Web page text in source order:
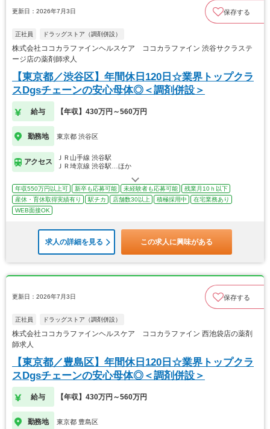
更新日：2026年7月3日 保存する
正社員 ドラッグストア（調剤併設）
株式会社ココカラファインヘルスケア ココカラファイン 渋谷サクラステ
ージ店の薬剤師求人
【東京都／渋谷区】年間休日120日☆業界トップクラ
スDgsチェーンの安心母体◎＜調剤併設＞
給与 【年収】430万円～560万円
勤務地 東京都 渋谷区
アクセス
ＪＲ山手線 渋谷駅
ＪＲ埼京線 渋谷駅…ほか
年収550万円以上可 新卒も応募可能 未経験者も応募可能
残業月10ｈ以下
産休・育休取得実績有り
駅チカ 店舗数30以上 積極採用中
在宅業務あり
WEB面接OK
求人の詳細を見る この求人に興味がある
更新日：2026年7月3日 保存する
正社員 ドラッグストア（調剤併設）
株式会社ココカラファインヘルスケア ココカラファイン 西池袋店の薬剤
師求人
【東京都／豊島区】年間休日120日☆業界トップクラ
スDgsチェーンの安心母体◎＜調剤併設＞
給与 【年収】430万円～560万円
勤務地 東京都 豊島区